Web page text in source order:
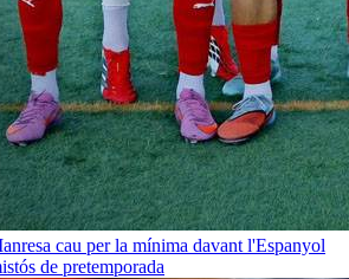
cau per la mínima davant l'Espanyol
de pretemporada